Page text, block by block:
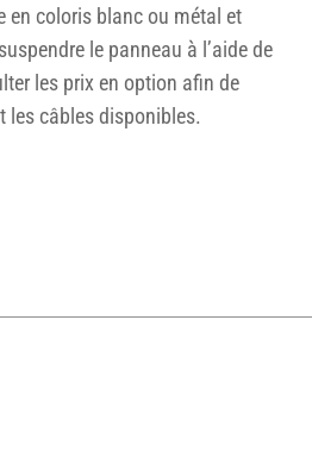
en coloris blanc ou métal et
le panneau à l’aide de
les prix en option afin de
les câbles disponibles.